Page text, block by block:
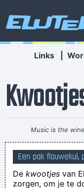
Links
Music is the
Dan nóg, Karel!
Een pak
De kwootjes van
zorgen, om je te